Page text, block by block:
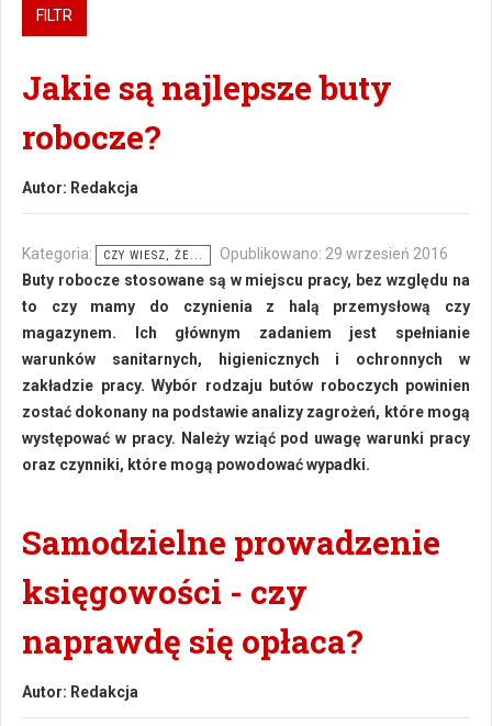
FILTR
Jakie są najlepsze buty
robocze?
Autor: Redakcja
Kategoria: CZY WIESZ, ŻE...
Opublikowano: 29 wrzesień 2016
Buty robocze stosowane są w miejscu pracy, bez względu na
to czy mamy do czynienia z halą przemysłową czy
magazynem. Ich głównym zadaniem jest spełnianie
warunków sanitarnych, higienicznych i ochronnych w
zakładzie pracy. Wybór rodzaju butów roboczych powinien
zostać dokonany na podstawie analizy zagrożeń, które mogą
występować w pracy. Należy wziąć pod uwagę warunki pracy
oraz czynniki, które mogą powodować wypadki.
Samodzielne prowadzenie
księgowości - czy
naprawdę się opłaca?
Autor: Redakcja